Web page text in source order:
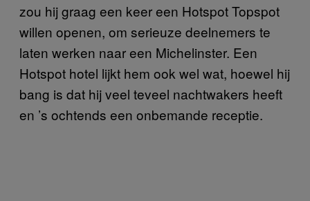
zou hij graag een keer een Hotspot Topspot
willen openen, om serieuze deelnemers te
laten werken naar een Michelinster. Een
Hotspot hotel lijkt hem ook wel wat, hoewel hij
bang is dat hij veel teveel nachtwakers heeft
en ’s ochtends een onbemande receptie.